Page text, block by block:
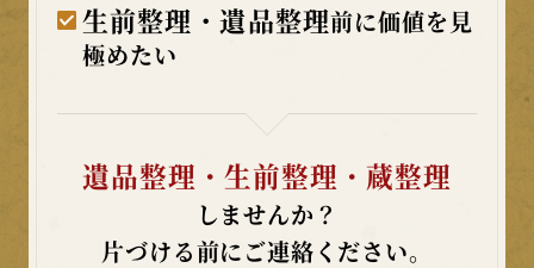
生前整理・遺品整理前に価値を見
極めたい
遺品整理・生前整理・蔵整理
しませんか？
片づける前にご連絡ください。